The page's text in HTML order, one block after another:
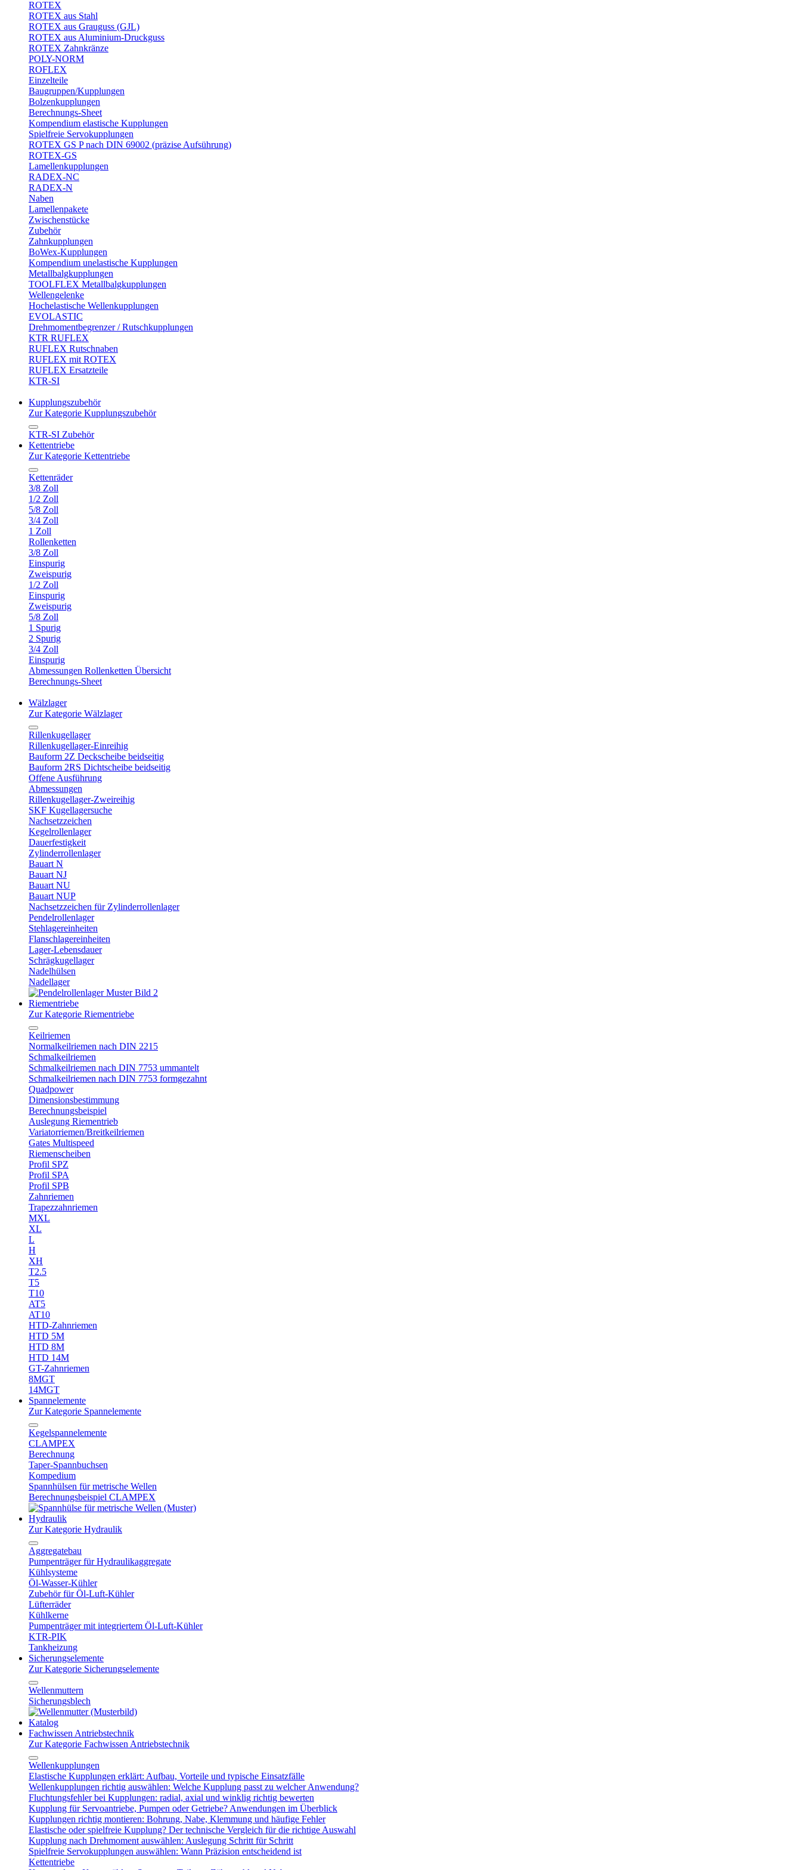
ROTEX
ROTEX aus Stahl
ROTEX aus Grauguss (GJL)
ROTEX aus Aluminium-Druckguss
ROTEX Zahnkränze
POLY-NORM
ROFLEX
Einzelteile
Baugruppen/Kupplungen
Bolzenkupplungen
Berechnungs-Sheet
Kompendium elastische Kupplungen
Spielfreie Servokupplungen
ROTEX GS P nach DIN 69002 (präzise Aufsührung)
ROTEX-GS
Lamellenkupplungen
RADEX-NC
RADEX-N
Naben
Lamellenpakete
Zwischenstücke
Zubehör
Zahnkupplungen
BoWex-Kupplungen
Kompendium unelastische Kupplungen
Metallbalgkupplungen
TOOLFLEX Metallbalgkupplungen
Wellengelenke
Hochelastische Wellenkupplungen
EVOLASTIC
Drehmomentbegrenzer / Rutschkupplungen
KTR RUFLEX
RUFLEX Rutschnaben
RUFLEX mit ROTEX
RUFLEX Ersatzteile
KTR-SI
Kupplungszubehör
Zur Kategorie Kupplungszubehör
KTR-SI Zubehör
Kettentriebe
Zur Kategorie Kettentriebe
Kettenräder
3/8 Zoll
1/2 Zoll
5/8 Zoll
3/4 Zoll
1 Zoll
Rollenketten
3/8 Zoll
Einspurig
Zweispurig
1/2 Zoll
Einspurig
Zweispurig
5/8 Zoll
1 Spurig
2 Spurig
3/4 Zoll
Einspurig
Abmessungen Rollenketten Übersicht
Berechnungs-Sheet
Wälzlager
Zur Kategorie Wälzlager
Rillenkugellager
Rillenkugellager-Einreihig
Bauform 2Z Deckscheibe beidseitig
Bauform 2RS Dichtscheibe beidseitig
Offene Ausführung
Abmessungen
Rillenkugellager-Zweireihig
SKF Kugellagersuche
Nachsetzzeichen
Kegelrollenlager
Dauerfestigkeit
Zylinderrollenlager
Bauart N
Bauart NJ
Bauart NU
Bauart NUP
Nachsetzzeichen für Zylinderrollenlager
Pendelrollenlager
Stehlagereinheiten
Flanschlagereinheiten
Lager-Lebensdauer
Schrägkugellager
Nadelhülsen
Nadellager
Riementriebe
Zur Kategorie Riementriebe
Keilriemen
Normalkeilriemen nach DIN 2215
Schmalkeilriemen
Schmalkeilriemen nach DIN 7753 ummantelt
Schmalkeilriemen nach DIN 7753 formgezahnt
Quadpower
Dimensionsbestimmung
Berechnungsbeispiel
Auslegung Riementrieb
Variatorriemen/Breitkeilriemen
Gates Multispeed
Riemenscheiben
Profil SPZ
Profil SPA
Profil SPB
Zahnriemen
Trapezzahnriemen
MXL
XL
L
H
XH
T2.5
T5
T10
AT5
AT10
HTD-Zahnriemen
HTD 5M
HTD 8M
HTD 14M
GT-Zahnriemen
8MGT
14MGT
Spannelemente
Zur Kategorie Spannelemente
Kegelspannelemente
CLAMPEX
Berechnung
Taper-Spannbuchsen
Kompedium
Spannhülsen für metrische Wellen
Berechnungsbeispiel CLAMPEX
Hydraulik
Zur Kategorie Hydraulik
Aggregatebau
Pumpenträger für Hydraulikaggregate
Kühlsysteme
Öl-Wasser-Kühler
Zubehör für Öl-Luft-Kühler
Lüfterräder
Kühlkerne
Pumpenträger mit integriertem Öl-Luft-Kühler
KTR-PIK
Tankheizung
Sicherungselemente
Zur Kategorie Sicherungselemente
Wellenmuttern
Sicherungsblech
Katalog
Fachwissen Antriebstechnik
Zur Kategorie Fachwissen Antriebstechnik
Wellenkupplungen
Elastische Kupplungen erklärt: Aufbau, Vorteile und typische Einsatzfälle
Wellenkupplungen richtig auswählen: Welche Kupplung passt zu welcher Anwendung?
Fluchtungsfehler bei Kupplungen: radial, axial und winklig richtig bewerten
Kupplung für Servoantriebe, Pumpen oder Getriebe? Anwendungen im Überblick
Kupplungen richtig montieren: Bohrung, Nabe, Klemmung und häufige Fehler
Elastische oder spielfreie Kupplung? Der technische Vergleich für die richtige Auswahl
Kupplung nach Drehmoment auswählen: Auslegung Schritt für Schritt
Spielfreie Servokupplungen auswählen: Wann Präzision entscheidend ist
Kettentriebe